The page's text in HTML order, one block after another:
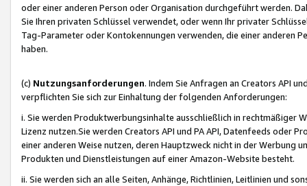
oder einer anderen Person oder Organisation durchgeführt werden.
Sie Ihren privaten Schlüssel verwendet, oder wenn Ihr privater
Tag-Parameter oder Kontokennungen verwenden, die einer anderen
haben.
(c) Nutzungsanforderungen. Indem Sie Anfragen an Creators API
verpflichten Sie sich zur Einhaltung der folgenden Anforderungen:
i. Sie werden Produktwerbungsinhalte ausschließlich in rechtmäßiger
Lizenz nutzen.Sie werden Creators API und PA API, Datenfeeds oder
einer anderen Weise nutzen, deren Hauptzweck nicht in der Werbung
Produkten und Dienstleistungen auf einer Amazon-Website besteht.
ii. Sie werden sich an alle Seiten, Anhänge, Richtlinien, Leitlinien und